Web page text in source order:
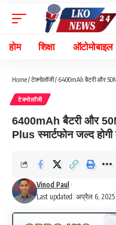
होम शिक्षा ऑटोमोबाइल
Home/टेक्नोलॉजी/ 6400mAh बैटरी और
टेक्नोलॉजी
6400mAh बैटरी और
Plus स्मार्टफोन जल्द होगी
Last updated: अप्रैल 6, 2025
Vinod Paul